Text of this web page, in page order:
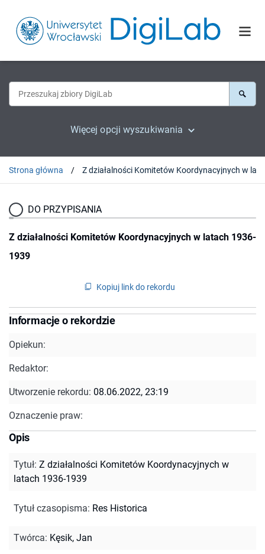
Więcej opcji wyszukiwania
Strona główna
DO PRZYPISANIA
Z działalności Komitetów Koordynacyjnych w latach 1936-
1939
Kopiuj link do rekordu
Informacje o rekordzie
Opiekun:
Redaktor:
Utworzenie rekordu: 08.06.2022, 23:19
Oznaczenie praw:
Opis
Tytuł: Z działalności Komitetów Koordynacyjnych w
latach 1936-1939
Tytuł czasopisma: Res Historica
Twórca: Kęsik, Jan